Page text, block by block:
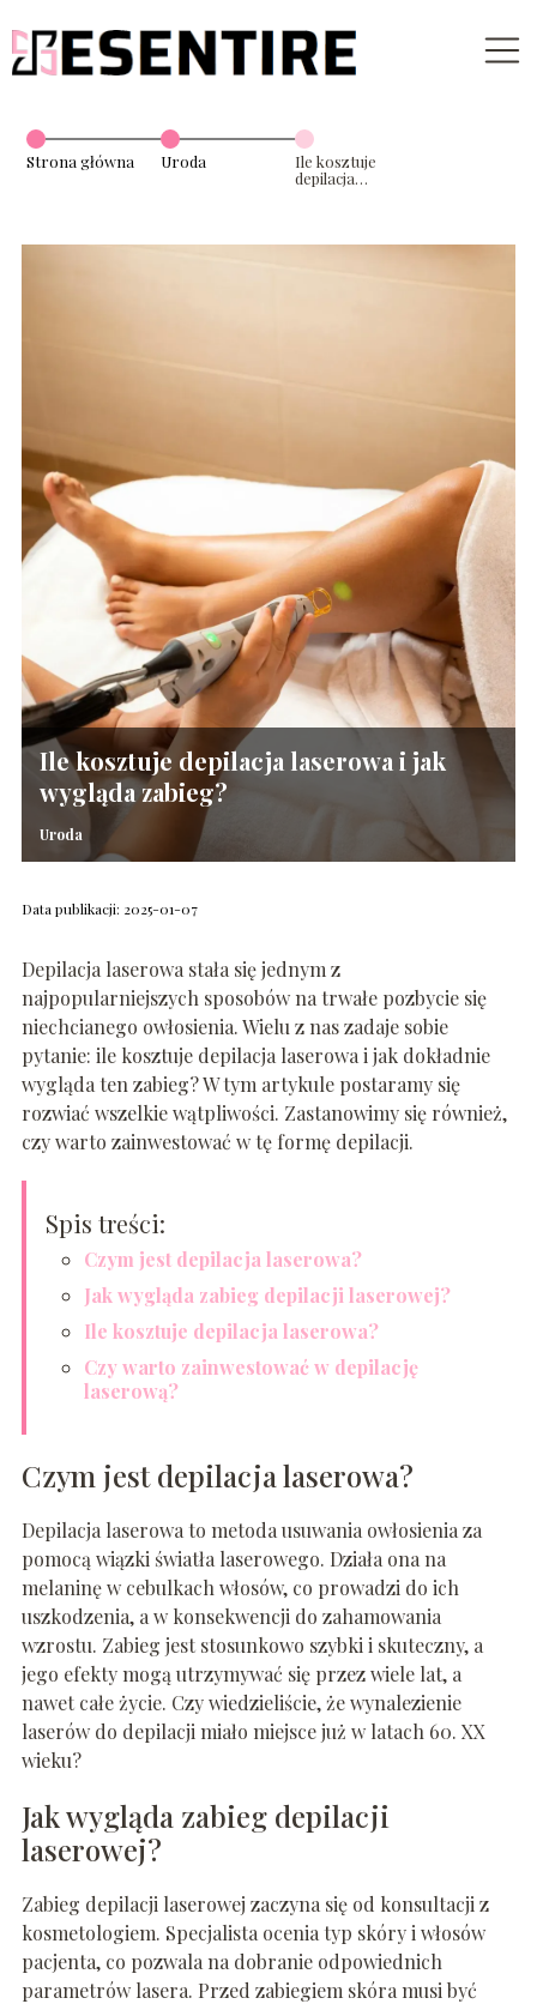
Strona główna Uroda
Ile kosztuje
depilacja
Ile kosztuje depilacja laserowa i jak
wygląda zabieg?
Uroda
Data publikacji: 2025-01-07
Depilacja laserowa stała się jednym z
najpopularniejszych sposobów na trwałe pozbycie się
niechcianego owłosienia. Wielu z nas zadaje sobie
pytanie: ile kosztuje depilacja laserowa i jak dokładnie
wygląda ten zabieg? W tym artykule postaramy się
rozwiać wszelkie wątpliwości. Zastanowimy się również,
czy warto zainwestować w tę formę depilacji.
Spis treści:
Czym jest depilacja laserowa?
Jak wygląda zabieg depilacji laserowej?
Ile kosztuje depilacja laserowa?
Czy warto zainwestować w depilację
laserową?
Czym jest depilacja laserowa?
Depilacja laserowa to metoda usuwania owłosienia za
pomocą wiązki światła laserowego. Działa ona na
melaninę w cebulkach włosów, co prowadzi do ich
uszkodzenia, a w konsekwencji do zahamowania
wzrostu. Zabieg jest stosunkowo szybki i skuteczny, a
jego efekty mogą utrzymywać się przez wiele lat, a
nawet całe życie. Czy wiedzieliście, że wynalezienie
laserów do depilacji miało miejsce już w latach 60. XX
wieku?
Jak wygląda zabieg depilacji
laserowej?
Zabieg depilacji laserowej zaczyna się od konsultacji z
kosmetologiem. Specjalista ocenia typ skóry i włosów
pacjenta, co pozwala na dobranie odpowiednich
parametrów lasera. Przed zabiegiem skóra musi być